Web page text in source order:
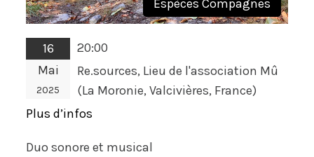
Espèces Compagnes
16
Mai
2025
20:00
Re.sources, Lieu de l'association Mû
(La Moronie, Valcivières, France)
Plus d’infos
Duo sonore et musical